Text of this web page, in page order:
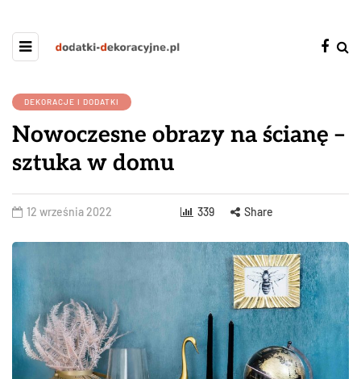
DEKORACJE I DODATKI
Nowoczesne obrazy na ścianę –
sztuka w domu
12 września 2022 339 Share